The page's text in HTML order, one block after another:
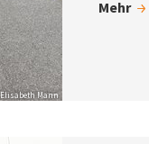
Mann
Mehr